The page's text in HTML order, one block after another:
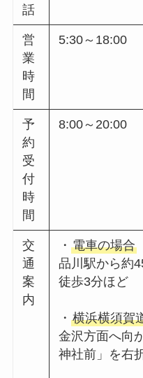
話
営
業
時
間
5:30～18:00
予
約
受
付
時
間
8:00～20:00
交
通
案
内
・電車の場合
品川駅から約
徒歩3分ほど
・横浜横須賀
金沢方面へ向
神社前」を右